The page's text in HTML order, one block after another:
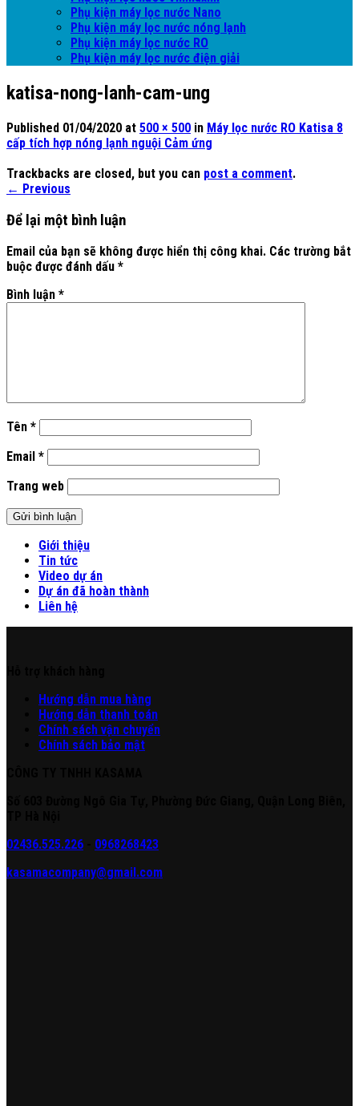
Phụ kiện máy lọc nước Nano
Phụ kiện máy lọc nước nóng lạnh
Phụ kiện máy lọc nước RO
Phụ kiện máy lọc nước điện giải
katisa-nong-lanh-cam-ung
Published 01/04/2020 at 500 × 500 in Máy lọc nước RO Katisa 8
cấp tích hợp nóng lạnh nguội Cảm ứng
Trackbacks are closed, but you can post a comment.
← Previous
Để lại một bình luận
Email của bạn sẽ không được hiển thị công khai. Các trường bắt
buộc được đánh dấu *
Bình luận *
Tên *
Email *
Trang web
Giới thiệu
Tin tức
Video dự án
Dự án đã hoàn thành
Liên hệ
Hướng dẫn mua hàng
Hướng dẫn thanh toán
Chính sách vận chuyển
Chính sách bảo mật
02436.525.226
0968268423
kasamacompany@gmail.com